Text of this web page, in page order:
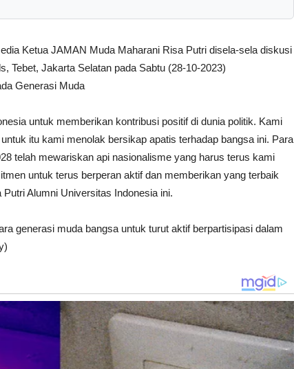
Ketua JAMAN Muda Maharani Risa Putri disela-sela diskusi
Tebet, Jakarta Selatan pada Sabtu (28-10-2023)
Generasi Muda
untuk memberikan kontribusi positif di dunia politik. Kami
itu kami menolak bersikap apatis terhadap bangsa ini. Para
telah mewariskan api nasionalisme yang harus terus kami
untuk terus berperan aktif dan memberikan yang terbaik
Alumni Universitas Indonesia ini.
generasi muda bangsa untuk turut aktif berpartisipasi dalam